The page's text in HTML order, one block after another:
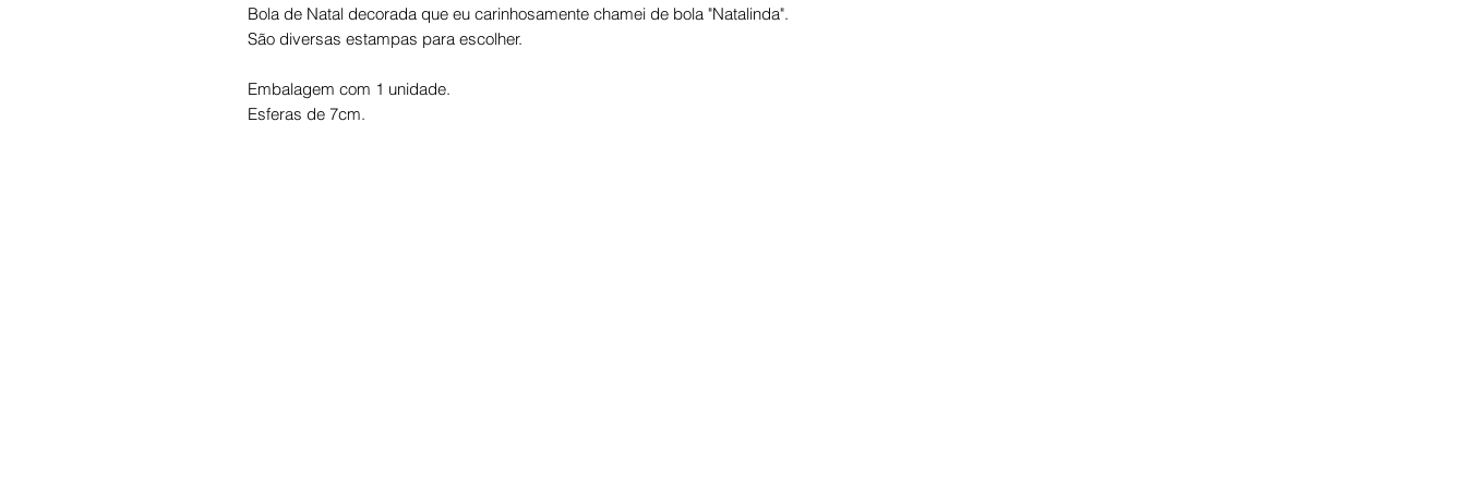
Bola de Natal decorada que eu carinhosamente chamei de bola "Natalinda".
São diversas estampas para escolher.
Embalagem com 1 unidade.
Esferas de 7cm.